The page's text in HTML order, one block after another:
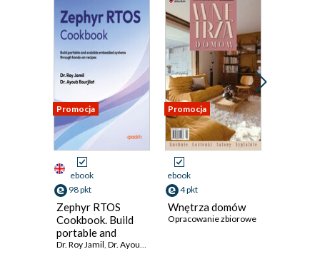
Promocja
ebook
98 pkt
Zephyr RTOS
Cookbook. Build
portable and
scalable embedded
Dr. Roy Jamil, Dr. Ayoub Bourjilat
Promocja
ebook
4 pkt
Wnętrza domów
Opracowanie zbiorowe